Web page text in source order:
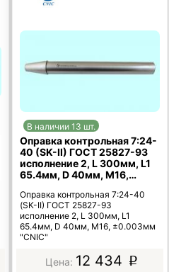
В наличии 13 шт.
Оправка контрольная 7:24-
40 (SK-II) ГОСТ 25827-93
исполнение 2, L 300мм, L1
65.4мм, D 40мм, М16,
Оправка контрольная 7:24-40
(SK-II) ГОСТ 25827-93
исполнение 2, L 300мм, L1
65.4мм, D 40мм, М16, ±0.003мм
"CNIC"
12 434 p